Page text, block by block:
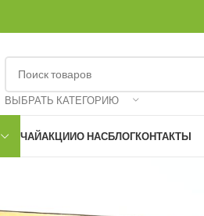
ВЫБРАТЬ КАТЕГОРИЮ
ЧАЙАКЦИИО НАСБЛОГКОНТАКТЫ